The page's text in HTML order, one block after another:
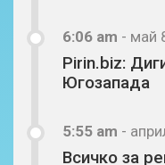
6:06 am - май
Pirin.biz:
Югозапада
5:55 am -
Всичко за